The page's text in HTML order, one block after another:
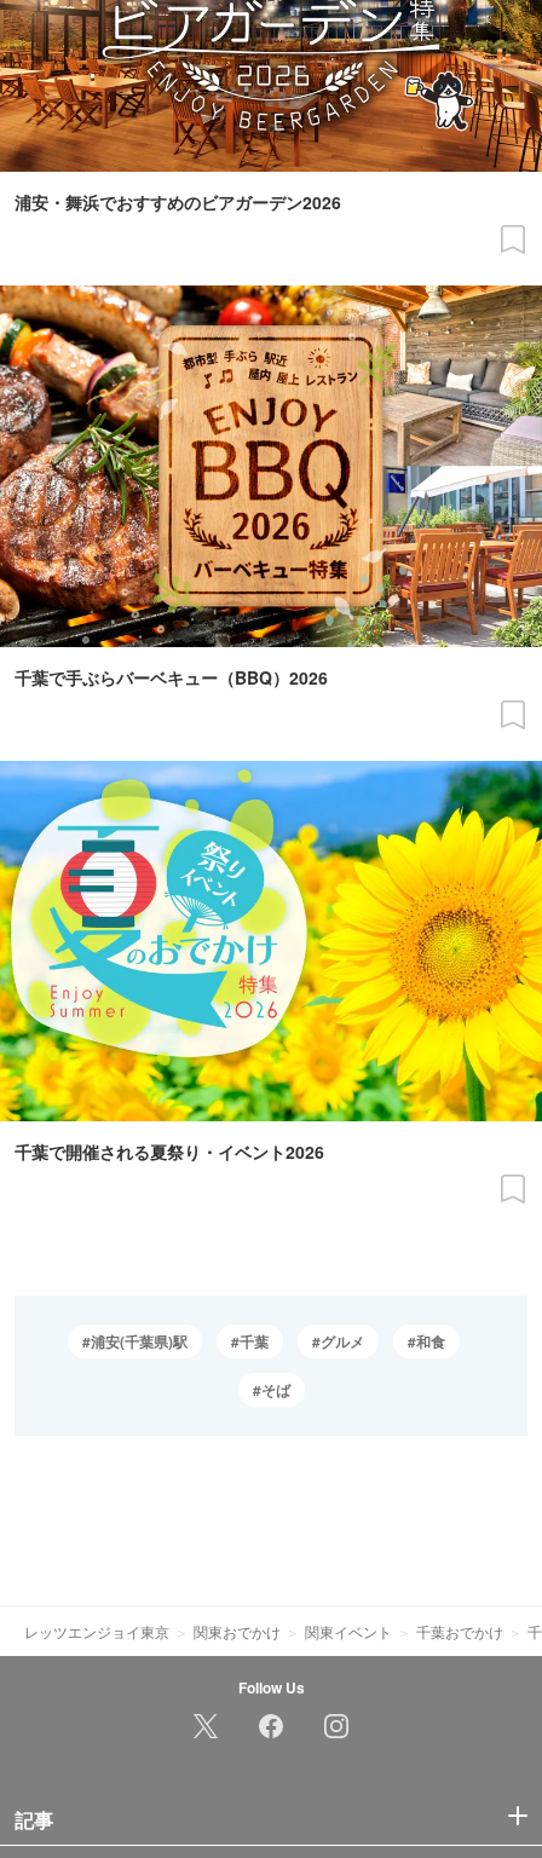
浦安・舞浜でおすすめのビアガーデン2026
千葉で手ぶらバーベキュー（BBQ）2026
千葉で開催される夏祭り・イベント2026
浦安(千葉県)駅 千葉 グルメ 和食
そば
レッツエンジョイ東京 関東おでかけ 関東イベント 千葉おでかけ
Follow Us
記事